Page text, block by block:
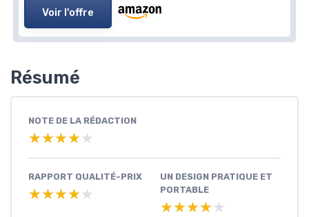
Voir l'offre
Résumé
NOTE DE LA RÉDACTION
★★★★★
★★★★★
RAPPORT QUALITÉ-PRIX
★★★★★
★★★★★
UN DESIGN PRATIQUE ET
PORTABLE
★★★★★
★★★★★